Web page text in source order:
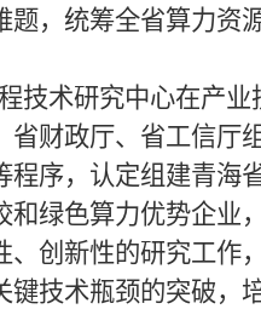
，统筹全省算力
技术研究中心在产
财政厅、省工信
序，认定组建青
绿色算力优势企业
创新性的研究工
技术瓶颈的突破